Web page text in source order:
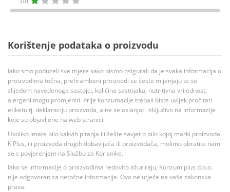
Korištenje podataka o proizvodu
Iako smo poduzeli sve mjere kako bismo osigurali da je svaka informacija o
proizvodima točna, prehrambeni proizvodi se često mijenjaju te se
slijedom navedenoga sastojci, količina sastojaka, nutritivna vrijednost,
alergeni mogu promjeniti. Prije konzumacije trebali biste uvijek pročitati
etiketu tj. deklaraciju proizvoda, a ne se oslanjati isključivo na informacije
koje su objavljene na web stranici.
Ukoliko imate bilo kakvih pitanja ili želite savjet o bilo kojoj marki proizvoda
K Plus, ili proizvoda drugih dobavljača ili proizvođača, molimo obratite nam
se s povjerenjem na Službu za Korisnike.
Iako se informacije o proizvodima redovito ažuriraju, Konzum plus d.o.o.
nije odgovoran za netočne informacije. Ovo ne utječe na vaša zakonska
prava.